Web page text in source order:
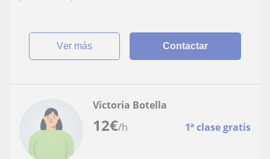
ver más Contactar
12€/h 1ª clase gratis
Victoria Botella